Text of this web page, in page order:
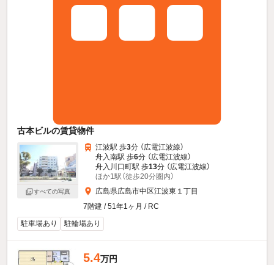
古本ビルの賃貸物件
すべての写真
江波駅 歩3分 （広電江波線）
舟入南駅 歩6分 （広電江波線）
舟入川口町駅 歩13分 （広電江波線）
ほか1駅（徒歩20分圏内）
広島県広島市中区江波東１丁目
7階建 / 51年1ヶ月 / RC
駐車場あり
駐輪場あり
5.4万円